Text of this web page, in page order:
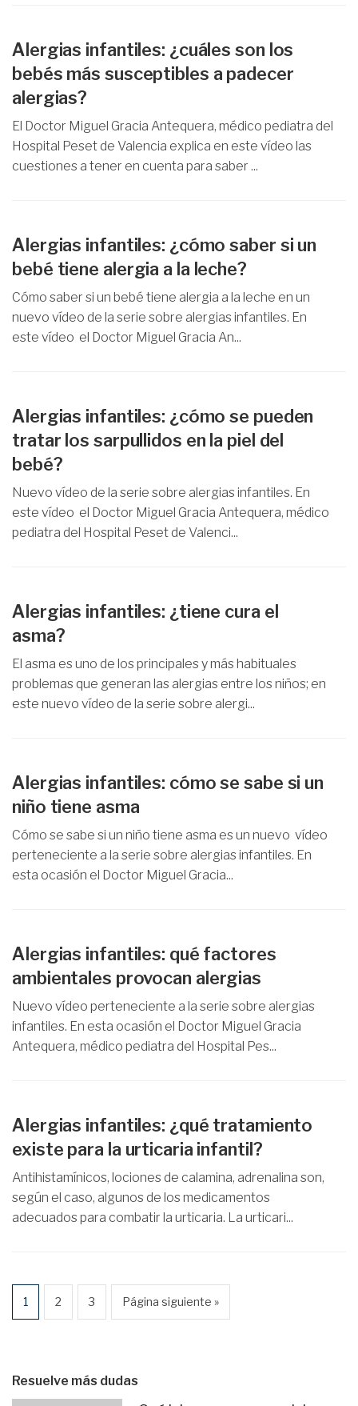
Alergias infantiles: ¿cuáles son los
bebés más susceptibles a padecer
alergias?
El Doctor Miguel Gracia Antequera, médico pediatra del
Hospital Peset de Valencia explica en este vídeo las
cuestiones a tener en cuenta para saber ...
Alergias infantiles: ¿cómo saber si un
bebé tiene alergia a la leche?
Cómo saber si un bebé tiene alergia a la leche en un
nuevo vídeo de la serie sobre alergias infantiles. En
este vídeo el Doctor Miguel Gracia An...
Alergias infantiles: ¿cómo se pueden
tratar los sarpullidos en la piel del
bebé?
Nuevo vídeo de la serie sobre alergias infantiles. En
este vídeo el Doctor Miguel Gracia Antequera, médico
pediatra del Hospital Peset de Valenci...
Alergias infantiles: ¿tiene cura el
asma?
El asma es uno de los principales y más habituales
problemas que generan las alergias entre los niños; en
este nuevo vídeo de la serie sobre alergi...
Alergias infantiles: cómo se sabe si un
niño tiene asma
Cómo se sabe si un niño tiene asma es un nuevo vídeo
perteneciente a la serie sobre alergias infantiles. En
esta ocasión el Doctor Miguel Gracia...
Alergias infantiles: qué factores
ambientales provocan alergias
Nuevo vídeo perteneciente a la serie sobre alergias
infantiles. En esta ocasión el Doctor Miguel Gracia
Antequera, médico pediatra del Hospital Pes...
Alergias infantiles: ¿qué tratamiento
existe para la urticaria infantil?
Antihistamínicos, lociones de calamina, adrenalina son,
según el caso, algunos de los medicamentos
adecuados para combatir la urticaria. La urticari...
1 2 3 Página siguiente »
Resuelve más dudas